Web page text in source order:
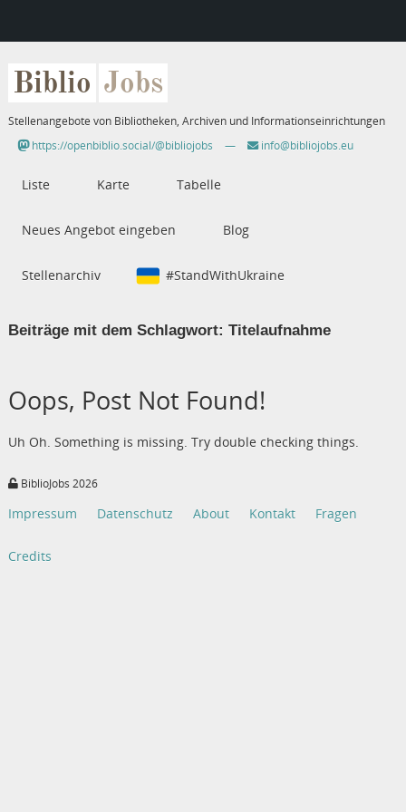
Biblio Jobs
Stellenangebote von Bibliotheken, Archiven und Informationseinrichtungen
https://openbiblio.social/@bibliojobs
— info@bibliojobs.eu
Liste Karte Tabelle
Neues Angebot eingeben Blog
Stellenarchiv #StandWithUkraine
Beiträge mit dem Schlagwort: Titelaufnahme
Oops, Post Not Found!
Uh Oh. Something is missing. Try double checking things.
BiblioJobs 2026
Impressum Datenschutz About Kontakt Fragen
Credits